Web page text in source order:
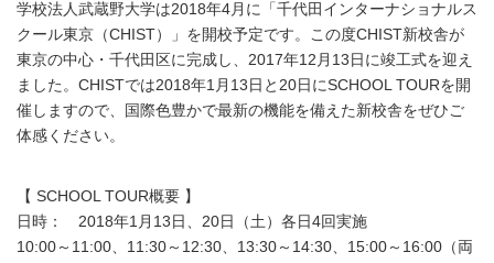
学校法人武蔵野大学は2018年4月に「千代田インターナショナルス
クール東京（CHIST）」を開校予定です。この度CHIST新校舎が
東京の中心・千代田区に完成し、2017年12月13日に竣工式を迎え
ました。CHISTでは2018年1月13日と20日にSCHOOL TOURを開
催しますので、国際色豊かで最新の機能を備えた新校舎をぜひご
体感ください。
【 SCHOOL TOUR概要 】
日時： 2018年1月13日、20日（土）各日4回実施
10:00～11:00、11:30～12:30、13:30～14:30、15:00～16:00（両